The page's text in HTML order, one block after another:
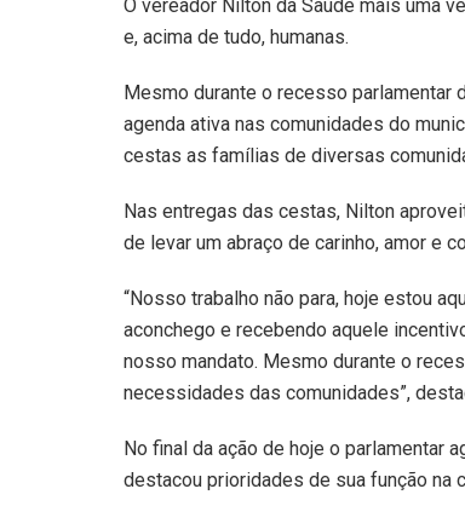
O vereador Nilton da Saúde mais uma
e, acima de tudo, humanas.
Mesmo durante o recesso parlamentar
agenda ativa nas comunidades do
cestas as famílias de diversas
Nas entregas das cestas, Nilton
de levar um abraço de carinho, amor e
“Nosso trabalho não para, hoje estou
aconchego e recebendo aquele
nosso mandato. Mesmo durante o
necessidades das comunidades”,
No final da ação de hoje o parlamentar
destacou prioridades de sua função na